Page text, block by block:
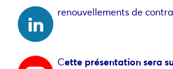
renouvellements de
Cette présentation sera